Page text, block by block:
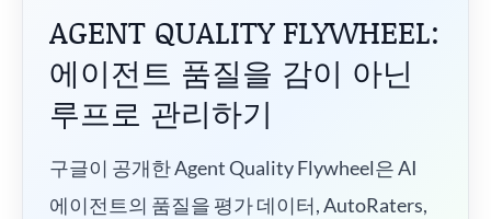
AGENT QUALITY FLYWHEEL:
에이전트 품질을 감이 아닌
루프로 관리하기
구글이 공개한 Agent Quality Flywheel은 AI
에이전트의 품질을 평가 데이터, AutoRaters,